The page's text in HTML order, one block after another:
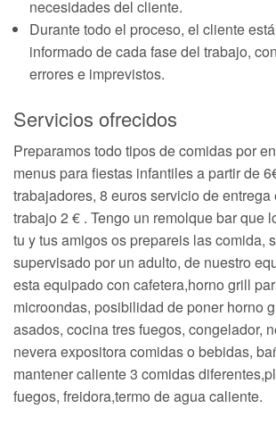
necesidades del cliente.
Durante todo el proceso, el cliente
informado de cada fase del trabajo,
errores e imprevistos.
Servicios ofrecidos
Preparamos todo tipos de comidas por
menus para fiestas infantiles a partir de
trabajadores, 8 euros servicio de
trabajo 2 € . Tengo un remolque bar que
tu y tus amigos os prepareis las comida,
supervisado por un adulto, de nuestro
esta equipado con cafetera,horno grill
microondas, posibilidad de poner horno
asados, cocina tres fuegos, congelador,
nevera expositora comidas o bebidas,
mantener caliente 3 comidas
fuegos, freidora,termo de agua caliente.